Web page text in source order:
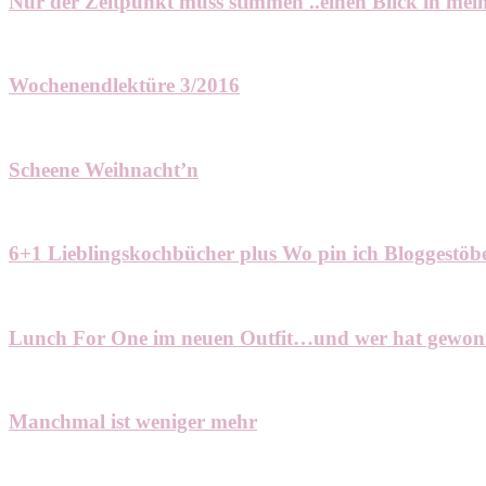
Wochenendlektüre 3/2016
Scheene Weihnacht’n
6+1 Lieblingskochbücher plus Wo pin ich
Lunch For One im neuen Outfit…und wer hat
Manchmal ist weniger mehr